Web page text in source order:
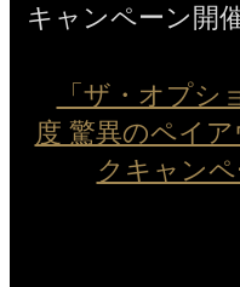
キャンペーン開
「ザ・オプシ
度 驚異のペイ
クキャン